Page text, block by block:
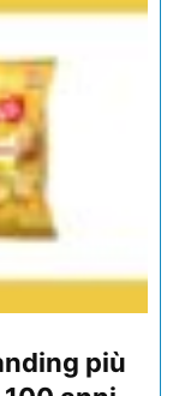
più